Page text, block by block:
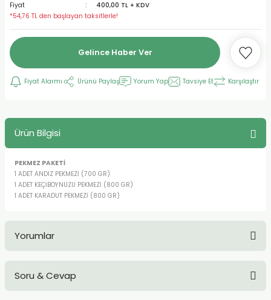
Fiyat
400,00 TL + KDV
*54,76 TL den başlayan taksitlerle!
Gelince Haber Ver
Fiyat Alarmı Ürünü Paylaş Yorum Yap Tavsiye Et Karşılaştır
Ürün Bilgisi
PEKMEZ PAKETİ
1 ADET ANDIZ PEKMEZİ (700 GR)
1 ADET KEÇİBOYNUZU PEKMEZİ (800 GR)
1 ADET KARADUT PEKMEZİ (800 GR)
Yorumlar
Soru & Cevap